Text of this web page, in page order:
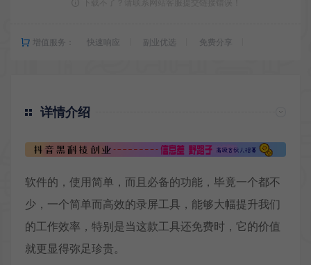
增值服务： 快速响应 副业优选 免费分享
详情介绍
软件的，使用简单，而且必备的功能，毕竟一个都不
少，一个简单而高效的录屏工具，能够大幅提升我们
的工作效率，特别是当这款工具还免费时，它的价值
就更显得弥足珍贵。